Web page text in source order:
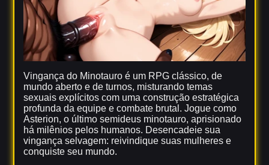
Vingança do Minotauro é um RPG clássico, de
mundo aberto e de turnos, misturando temas
sexuais explícitos com uma construção estratégica
profunda da equipe e combate brutal. Jogue como
Asterion, o último semideus minotauro, aprisionado
há milênios pelos humanos. Desencadeie sua
vingança selvagem: reivindique suas mulheres e
conquiste seu mundo.